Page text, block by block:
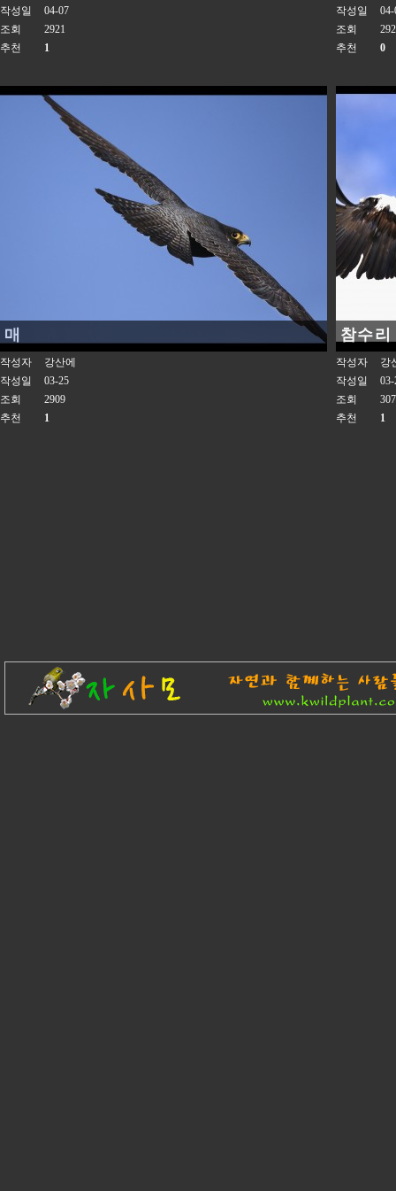
작성일
04-07
조회
2921
추천
1
작성일
04-
조회
추천
0
매
작성자
강산에
작성일
03-25
조회
2909
추천
1
참수리
작성자
강
작성일
03-
조회
추천
1